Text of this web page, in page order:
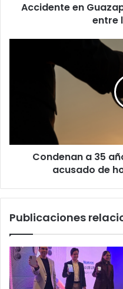
hierros
Accidente en
entre
acusado
Condenan a 35
acusado de
Publicaciones